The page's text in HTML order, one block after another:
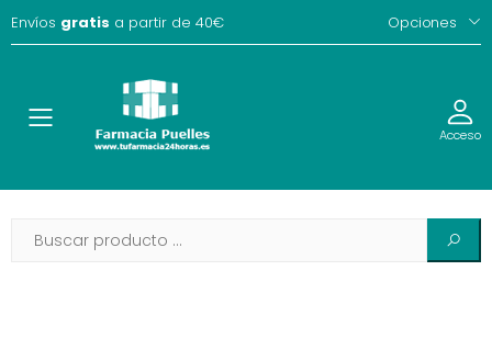
Envíos gratis a partir de 40€ Opciones
Toggle Acceso